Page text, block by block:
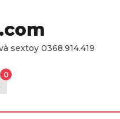
sextoy 0368.914.419
0